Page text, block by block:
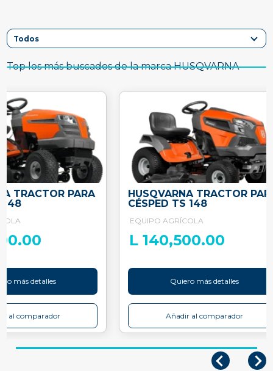
Top los más buscados de la marca HUSQVARNA
TRACTOR PARA
más detalles
al comparador
HUSQVARNA TRACTOR
CÉSPED TS 148
EQUIPO AGRÍCOLA
L 140,500.00
Quiero más detalles
Añadir al comparador